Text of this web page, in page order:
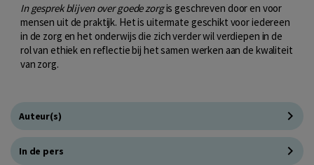
In gesprek blijven over goede zorgis geschreven door en voor
mensen uit de praktijk. Het is uitermate geschikt voor iedereen
in de zorg en het onderwijs die zich verder wil verdiepen in de
rol van ethiek en reflectie bij het samen werken aan de kwaliteit
van zorg.
Auteur(s)
In de pers